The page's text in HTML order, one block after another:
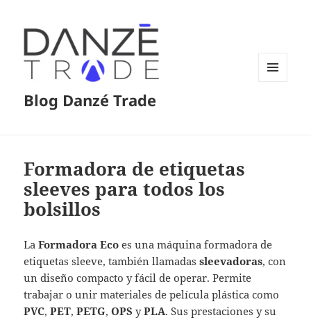
Blog Danzé Trade
Formadora de etiquetas
sleeves para todos los
bolsillos
LaFormadora Eco es una máquina formadora de
etiquetas sleeve, también llamadassleevadoras, con
un diseño compacto y fácil de operar. Permite
trabajar o unir materiales de película plástica como
PVC,PET,PETG,OPS yPLA. Sus prestaciones y su